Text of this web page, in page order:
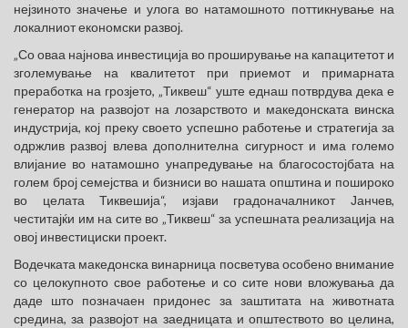
нејзиното значење и улога во натамошното поттикнување на
локалниот економски развој.
„Со оваа најнова инвестиција во проширување на капацитетот и
зголемување на квалитетот при приемот и примарната
преработка на грозјето, „Тиквеш“ уште еднаш потврдува дека е
генератор на развојот на лозарството и македонската винска
индустрија, кој преку своето успешно работење и стратегија за
одржлив развој влева дополнителна сигурност и има големо
влијание во натамошно унапредување на благосостојбата на
голем број семејства и бизниси во нашата општина и пошироко
во целата Тиквешија“, изјави градоначалникот Јанчев,
честитајќи им на сите во „Тиквеш“ за успешната реализација на
овој инвестициски проект.
Водечката македонска винарница посветува особено внимание
со целокупното свое работење и со сите нови вложувања да
даде што позначаен придонес за заштитата на животната
средина, за развојот на заедницата и општеството во целина,